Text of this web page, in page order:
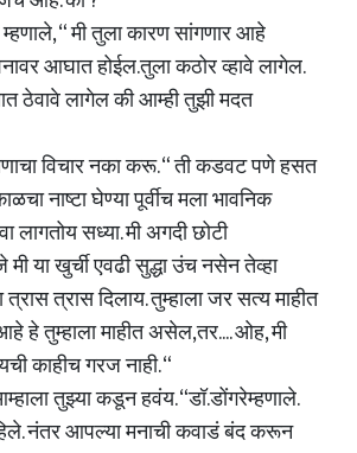
“ मी तुला कारण सांगणार आहे
आघात होईल.तुला कठोर व्हावे लागेल.
ठेवावे लागेल की आम्ही तुझी मदत
विचार नका करू. “ ती कडवट पणे हसत
नाष्टा घेण्या पूर्वीच मला भावनिक
लागतोय सध्या. मी अगदी छोटी
या खुर्ची एवढी सुद्धा उंच नसेन तेव्हा
त्रास दिलाय. तुम्हाला जर सत्य माहीत
तुम्हाला माहीत असेल,तर.... ओह, मी
काहीच गरज नाही. “
तुझ्या कडून हवंय. “डॉ.डोंगरेम्हणाले.
नंतर आपल्या मनाची कवाडं बंद करून